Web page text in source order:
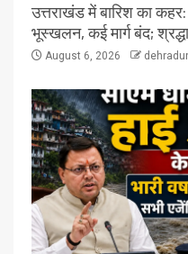
उत्तराखंड में बारिश का
भूस्खलन, कई मार्ग बंद;
August 6, 2026